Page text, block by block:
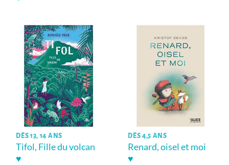
DÈS 13, 14 ANS
Tifol, Fille du volcan
♥
DÈS 4,5 ANS
Renard, oisel et moi
♥